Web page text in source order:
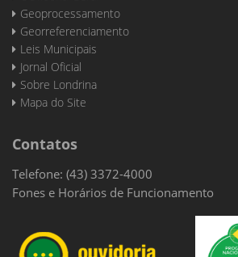
Geoprocessamento
Georreferenciamento
Leis Municipais
Jornal Oficial
Sobre Londrina
Mapa do Site
Contatos
Telefone: (43) 3372-4000
Fones e Horários de Funcionamento